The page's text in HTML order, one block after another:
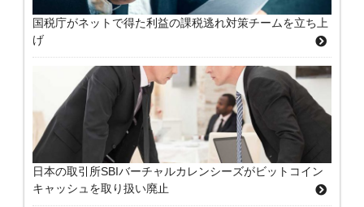
国税庁がネットで得た利益の課税逃れ対策チームを立ち上
げ
日本の取引所SBIバーチャルカレンシーズがビットコイン
キャッシュを取り扱い廃止